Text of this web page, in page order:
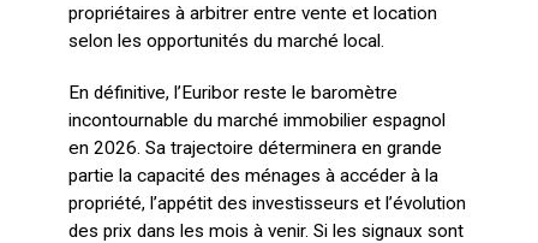
propriétaires à arbitrer entre vente et location
selon les opportunités du marché local.
En définitive, l’Euribor reste le baromètre
incontournable du marché immobilier espagnol
en 2026. Sa trajectoire déterminera en grande
partie la capacité des ménages à accéder à la
propriété, l’appétit des investisseurs et l’évolution
des prix dans les mois à venir. Si les signaux sont